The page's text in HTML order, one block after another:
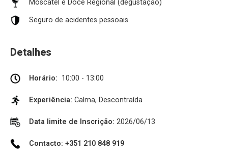
Moscatel e Doce Regional (degustação)
Seguro de acidentes pessoais
Detalhes
Horário: 10:00 - 13:00
Experiência: Calma, Descontraída
Data limite de Inscrição: 2026/06/13
Contacto: +351 210 848 919